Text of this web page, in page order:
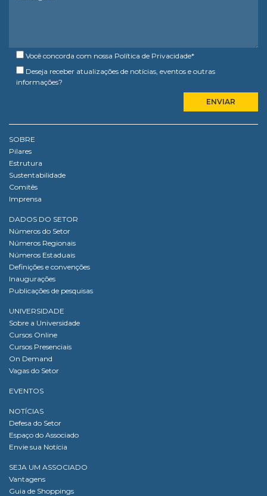
Você concorda com nossa Política de Privacidade*
Deseja receber atualizações de notícias, eventos e outras
informações?
SOBRE
Pilares
Estrutura
Sustentabilidade
Comitês
Imprensa
DADOS DO SETOR
Números do Setor
Números Regionais
Números Estaduais
Definições e convenções
Inaugurações
Publicações de pesquisas
UNIVERSIDADE
Sobre a Universidade
Cursos Online
Cursos Presenciais
On Demand
Vagas do Setor
EVENTOS
NOTÍCIAS
Defesa do Setor
Espaço do Associado
Envie sua Notícia
SEJA UM ASSOCIADO
Vantagens
Guia de Shoppings